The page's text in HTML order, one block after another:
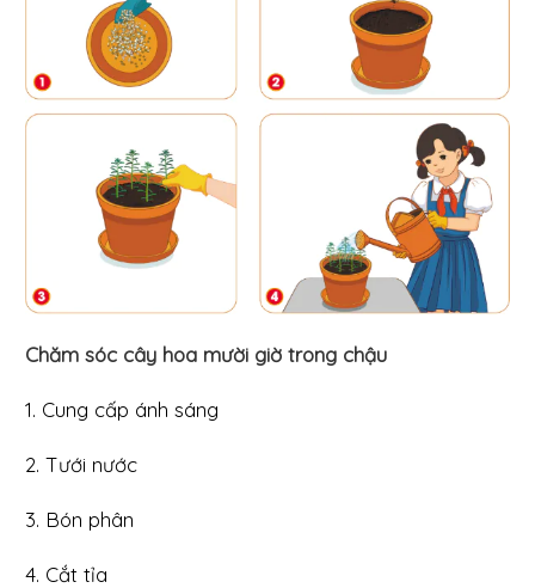
Chăm sóc cây hoa mười giờ trong chậu
1. Cung cấp ánh sáng
2. Tưới nước
3. Bón phân
4. Cắt tỉa